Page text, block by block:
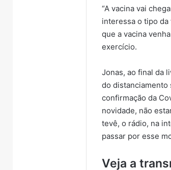
“A vacina vai
interessa o tipo
que a vacina
exercício.
Jonas, ao final da
do distanciamento
confirmação da
novidade, não
tevê, o rádio, na
passar por esse
Veja a